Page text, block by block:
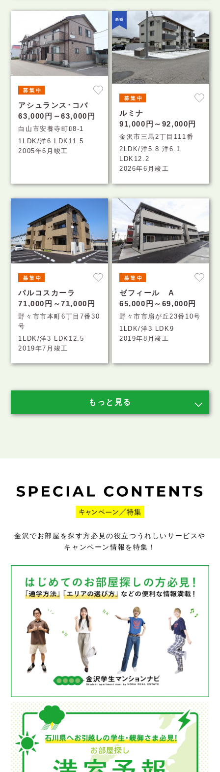
アシュランス･コバ
63,000円～63,000円
白山市安養寺町ﾛ8-1
1LDK/洋6 LDK11.5
2005年6月竣工
ルミナ
91,000円～92,000円
金沢市三馬2丁目111番
2LDK/洋5.8 洋6.1
LDK12.2
2026年6月竣工
パルコスカーラ
71,000円～71,000円
野々市市本町6丁目7番30
号
1LDK/洋3 LDK12.5
2019年7月竣工
ゼフィール A
65,000円～69,000円
野々市市扇が丘23番10号
1LDK/洋3 LDK9
2019年8月竣工
金沢でお部屋を探す方必見の役立つうれしいサービスや
キャンペーン情報を特集！